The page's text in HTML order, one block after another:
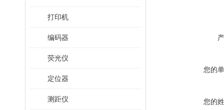
打印机
编码器
荧光仪
定位器
测距仪
您的
您的